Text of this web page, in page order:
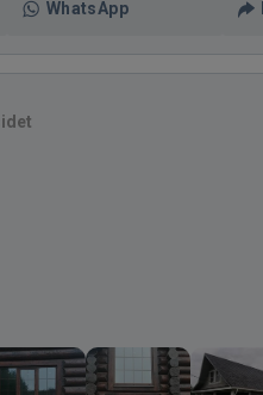
WhatsApp